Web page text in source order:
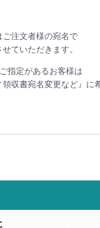
注文者様の宛名で
ていただきます。
指定があるお客様は
収書宛名変更など』に